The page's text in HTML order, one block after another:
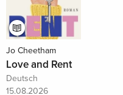
Jo Cheetham
Love and Rent
Deutsch
15.08.2026